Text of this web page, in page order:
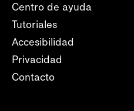
Centro de ayuda
Tutoriales
Accesibilidad
Privacidad
Contacto